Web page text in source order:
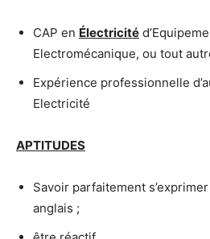
CAP en Électricité
Electromécanique, ou tout
Expérience professionnelle
Electricité
APTITUDES
Savoir parfaitement
anglais ;